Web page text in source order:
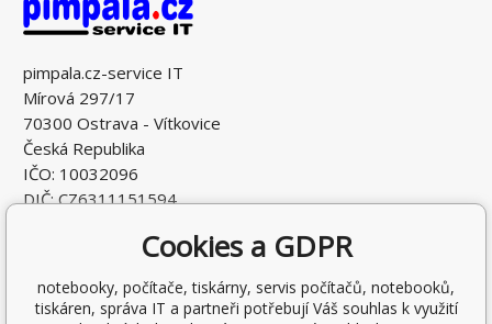
pimpala.cz-service IT
Mírová 297/17
70300 Ostrava - Vítkovice
Česká Republika
IČO: 10032096
DIČ: CZ6311151594
Cookies a GDPR
notebooky, počítače, tiskárny, servis počítačů, notebooků,
tiskáren, správa IT a partneři potřebují Váš souhlas k využití